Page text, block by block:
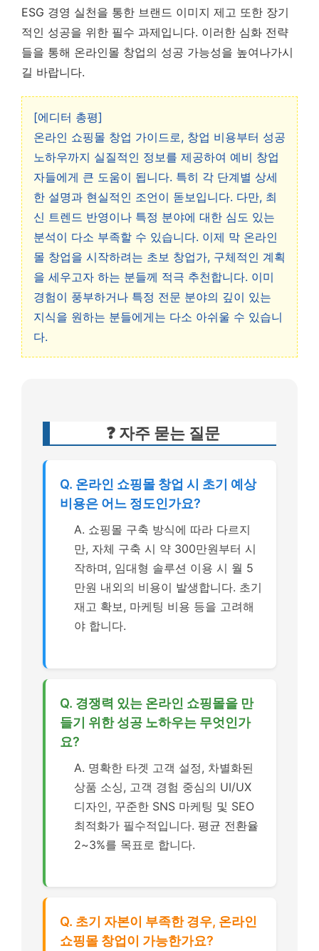
ESG 경영 실천을 통한 브랜드 이미지 제고 또한 장기
적인 성공을 위한 필수 과제입니다. 이러한 심화 전략
들을 통해 온라인몰 창업의 성공 가능성을 높여나가시
길 바랍니다.
[에디터 총평]
온라인 쇼핑몰 창업 가이드로, 창업 비용부터 성공
노하우까지 실질적인 정보를 제공하여 예비 창업
자들에게 큰 도움이 됩니다. 특히 각 단계별 상세
한 설명과 현실적인 조언이 돋보입니다. 다만, 최
신 트렌드 반영이나 특정 분야에 대한 심도 있는
분석이 다소 부족할 수 있습니다. 이제 막 온라인
몰 창업을 시작하려는 초보 창업가, 구체적인 계획
을 세우고자 하는 분들께 적극 추천합니다. 이미
경험이 풍부하거나 특정 전문 분야의 깊이 있는
지식을 원하는 분들에게는 다소 아쉬울 수 있습니
다.
❓ 자주 묻는 질문
Q. 온라인 쇼핑몰 창업 시 초기 예상
비용은 어느 정도인가요?
A. 쇼핑몰 구축 방식에 따라 다르지
만, 자체 구축 시 약 300만원부터 시
작하며, 임대형 솔루션 이용 시 월 5
만원 내외의 비용이 발생합니다. 초기
재고 확보, 마케팅 비용 등을 고려해
야 합니다.
Q. 경쟁력 있는 온라인 쇼핑몰을 만
들기 위한 성공 노하우는 무엇인가
요?
A. 명확한 타겟 고객 설정, 차별화된
상품 소싱, 고객 경험 중심의 UI/UX
디자인, 꾸준한 SNS 마케팅 및 SEO
최적화가 필수적입니다. 평균 전환율
2~3%를 목표로 합니다.
Q. 초기 자본이 부족한 경우, 온라인
쇼핑몰 창업이 가능한가요?